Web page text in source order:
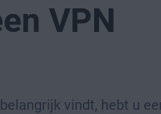
VPN
vindt, hebt u